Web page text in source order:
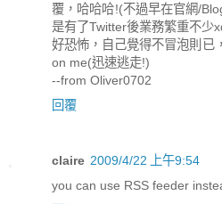
覆，哈哈哈!(不過早在官網/
是有了Twitter後業務繁重不少
好恐怖，自己覺得不冒泡則已
on me(迅速逃走!)
--from Oliver0702
回覆
claire 2009/4/22 上午9:54
you can use RSS feeder